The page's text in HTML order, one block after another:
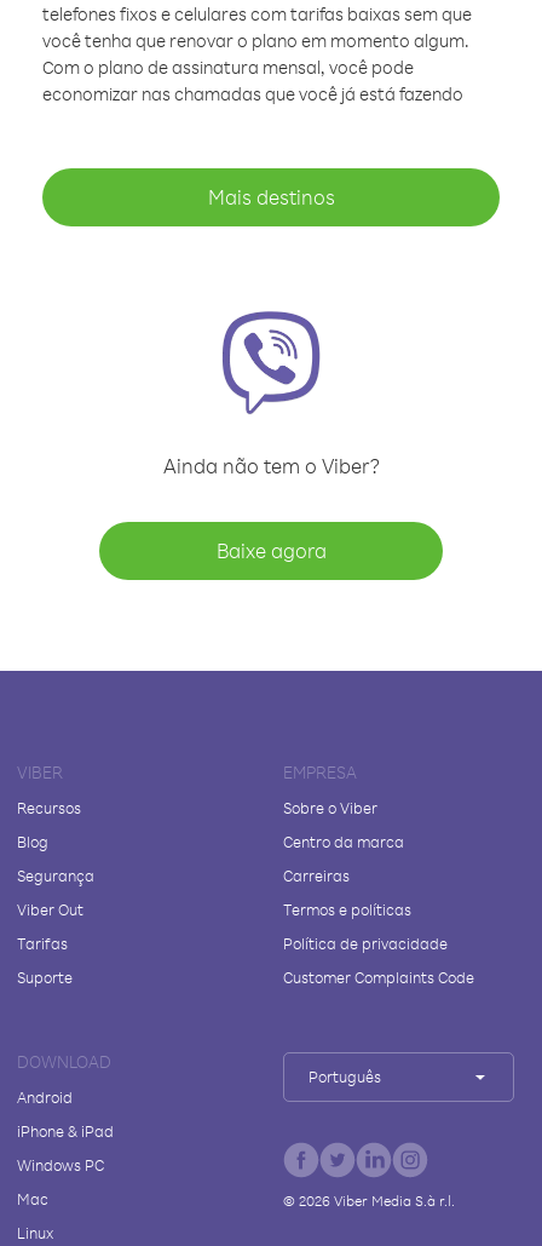
telefones fixos e celulares com tarifas baixas sem que
você tenha que renovar o plano em momento algum.
Com o plano de assinatura mensal, você pode
economizar nas chamadas que você já está fazendo
Mais destinos
Ainda não tem o Viber?
Baixe agora
VIBER
Recursos
Blog
Segurança
Viber Out
Tarifas
Suporte
EMPRESA
Sobre o Viber
Centro da marca
Carreiras
Termos e políticas
Política de privacidade
Customer Complaints Code
DOWNLOAD
Android
iPhone & iPad
Windows PC
Mac
Linux
Português
© 2026Viber Media S.à r.l.